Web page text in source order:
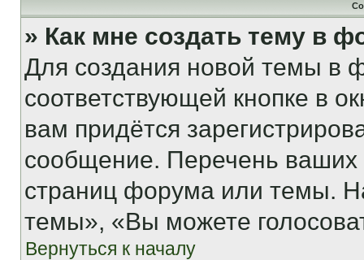
» Как мне создать тему в
Для создания новой темы в
соответствующей кнопке в
вам придётся
сообщение. Перечень ваших
страниц форума или темы.
темы», «Вы можете
Вернуться к началу